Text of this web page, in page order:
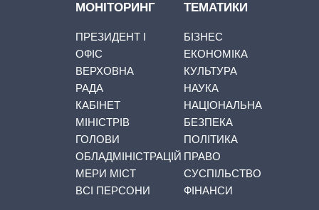
МОНІТОРИНГ
ПРЕЗИДЕНТ І
ОФІС
ВЕРХОВНА
РАДА
КАБІНЕТ
МІНІСТРІВ
ГОЛОВИ
ОБЛАДМІНІСТРАЦІЙ
МЕРИ МІСТ
ВСІ ПЕРСОНИ
ТЕМАТИКИ
БІЗНЕС
ЕКОНОМІКА
КУЛЬТУРА
НАУКА
НАЦІОНАЛЬНА
БЕЗПЕКА
ПОЛІТИКА
ПРАВО
СУСПІЛЬСТВО
ФІНАНСИ